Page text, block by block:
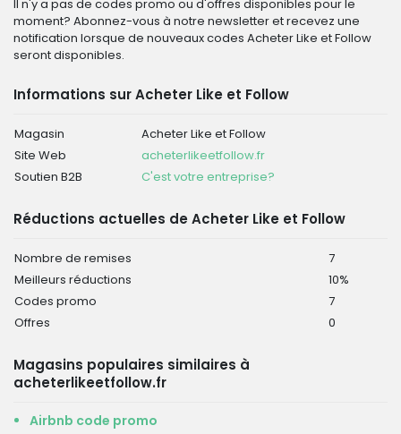
Il n'y a pas de codes promo ou d'offres disponibles pour le
moment? Abonnez-vous à notre newsletter et recevez une
notification lorsque de nouveaux codes Acheter Like et Follow
seront disponibles.
Informations sur Acheter Like et Follow
Magasin
Acheter Like et Follow
Site Web
acheterlikeetfollow.fr
Soutien B2B
C'est votre entreprise?
Réductions actuelles de Acheter Like et Follow
Nombre de remises
7
Meilleurs réductions
10%
Codes promo
7
Offres
0
Magasins populaires similaires à
acheterlikeetfollow.fr
Airbnb code promo